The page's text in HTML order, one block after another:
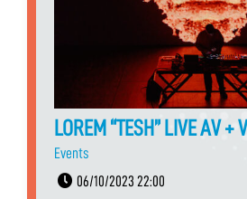
LOREM “TESH” LIVE AV
Events
06/10/2023 22:00